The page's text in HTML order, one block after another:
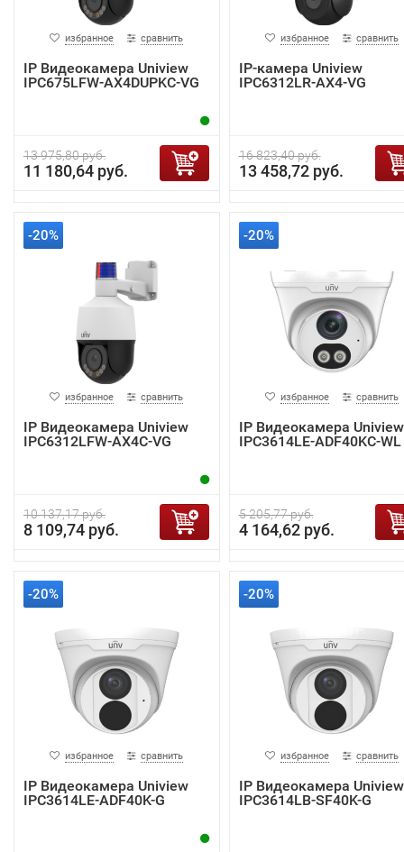
избранное сравнить
IP Видеокамера Uniview
IPC675LFW-AX4DUPKC-VG
13 975,80 руб.
11 180,64 руб.
избранное сравнить
IP-камера Uniview
IPC6312LR-AX4-VG
16 823,40 руб.
13 458,72 руб.
-20%
избранное сравнить
IP Видеокамера Uniview
IPC6312LFW-AX4C-VG
10 137,17 руб.
8 109,74 руб.
-20%
избранное сравнить
IP Видеокамера Uniview
IPC3614LE-ADF40KC-WL
5 205,77 руб.
4 164,62 руб.
-20%
избранное сравнить
IP Видеокамера Uniview
IPC3614LE-ADF40K-G
-20%
избранное сравнить
IP Видеокамера Uniview
IPC3614LB-SF40K-G